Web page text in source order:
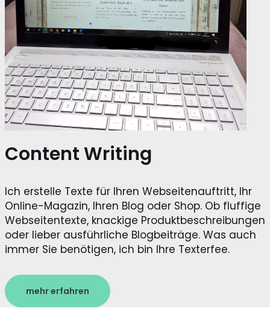
Content Writing
Ich erstelle Texte für Ihren Webseitenauftritt, Ihr
Online-Magazin, Ihren Blog oder Shop. Ob fluffige
Webseitentexte, knackige Produktbeschreibungen
oder lieber ausführliche Blogbeiträge. Was auch
immer Sie benötigen, ich bin Ihre Texterfee.
mehr erfahren